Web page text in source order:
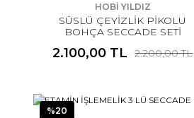
HOBİ YILDIZ
SÜSLÜ ÇEYİZLİK PİKOLU
BOHÇA SECCADE SETİ
2.100,00 TL 2.200,00 TL
%20